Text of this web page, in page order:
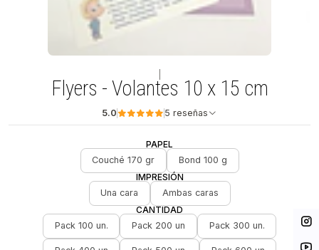
Flyers - Volantes 10 x 15 cm
5.0 5 reseñas
PAPEL
Couché 170 gr
Bond 100 g
IMPRESIÓN
Una cara
Ambas caras
CANTIDAD
Pack 100 un.
Pack 200 un Pack 300 un.